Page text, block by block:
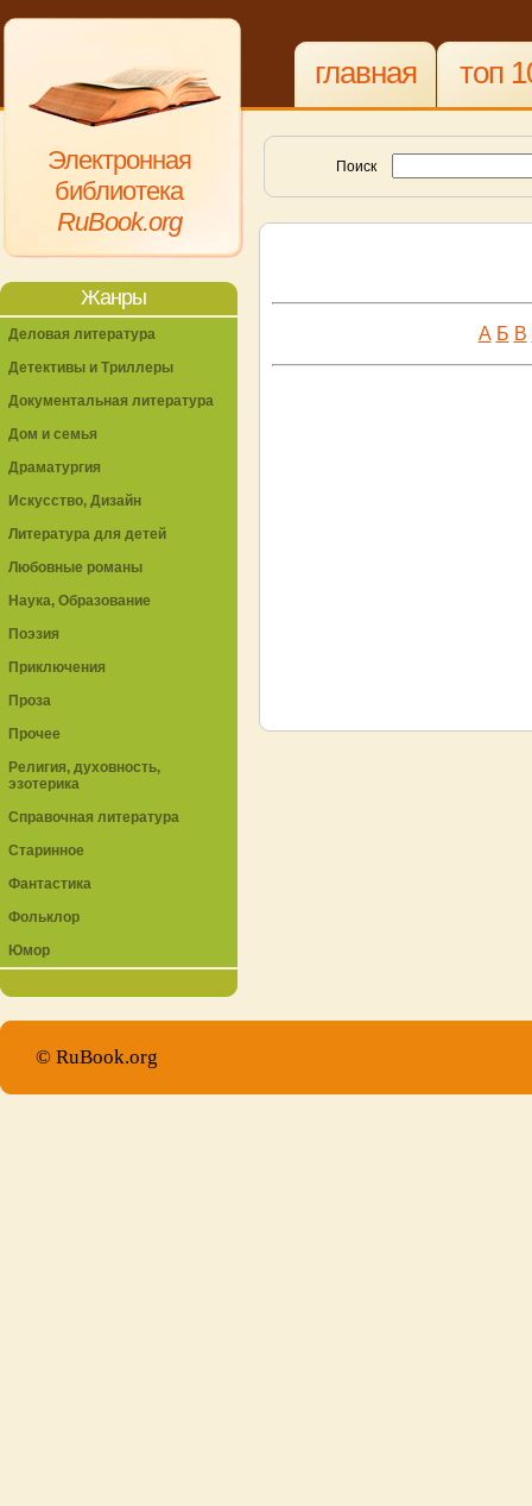
Электронная
библиотека
RuBook.org
главная топ
Поиск
А Б В
Жанры
Деловая литература
Детективы и Триллеры
Документальная литература
Дом и семья
Драматургия
Искусство, Дизайн
Литература для детей
Любовные романы
Наука, Образование
Поэзия
Приключения
Проза
Прочее
Религия, духовность,
эзотерика
Справочная литература
Старинное
Фантастика
Фольклор
Юмор
© RuBook.org